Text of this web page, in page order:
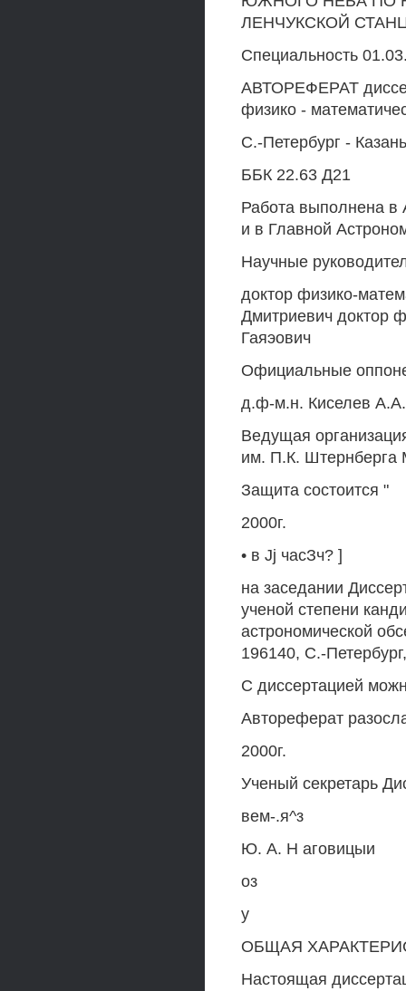
ЛЕНЧУКСКОЙ
Специальность
АВТОРЕФЕРАТ
физико -
С.-Петербург -
ББК 22.63 Д21
Работа выполнена в
и в Главной
Научные
доктор физико-
Дмитриевич доктор
Гаяэович
Официальные
д.ф-м.н. Киселев
Ведущая
им. П.К. Штернберга
Защита состоится "
2000г.
• в Jj часЗч? ]
на заседании
ученой степени
астрономической
196140, С.-
С диссертацией
Автореферат
2000г.
Ученый секретарь
вем-.я^з
Ю. А. Н аговицыи
оз
у
ОБЩАЯ
Настоящая